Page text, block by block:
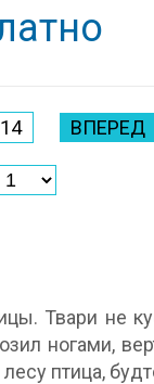
14 ВПЕРЕД
Твари не
ногами,
лесу птица,